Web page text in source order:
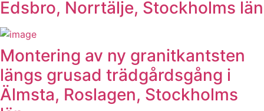
Edsbro, Norrtälje, Stockholms län
Montering av ny granitkantsten
längs grusad trädgårdsgång i
Älmsta, Roslagen, Stockholms